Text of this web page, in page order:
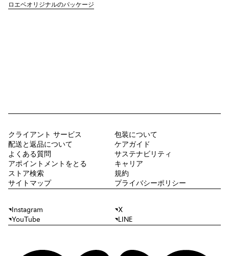
ロエベオリジナルのパッケージ
クライアント サービス
配送と返品について
よくある質問
アポイントメントをとる
ストア検索
サイトマップ
包装について
ケアガイド
サステナビリティ
キャリア
規約
プライバシーポリシー
Instagram
X
YouTube
LINE